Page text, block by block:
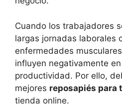
Cuando los trabajadores
largas jornadas laborales
enfermedades
influyen negativamente
productividad. Por ello,
mejores reposapiés para
tienda online.